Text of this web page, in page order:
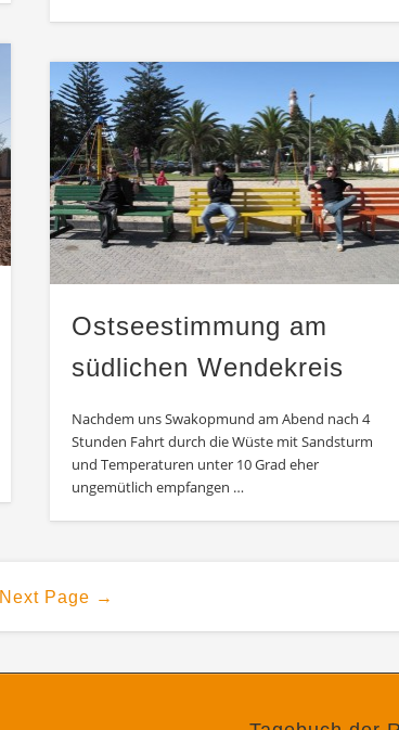
Ostseestimmung am
südlichen Wendekreis
Nachdem uns Swakopmund am Abend nach 4
Stunden Fahrt durch die Wüste mit Sandsturm
und Temperaturen unter 10 Grad eher
ungemütlich empfangen …
Next Page →